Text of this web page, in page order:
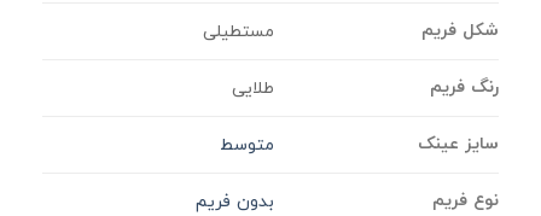
شکل فریم مستطیلی
رنگ فریم طلایی
سایز عینک متوسط
نوع فریم بدون فریم